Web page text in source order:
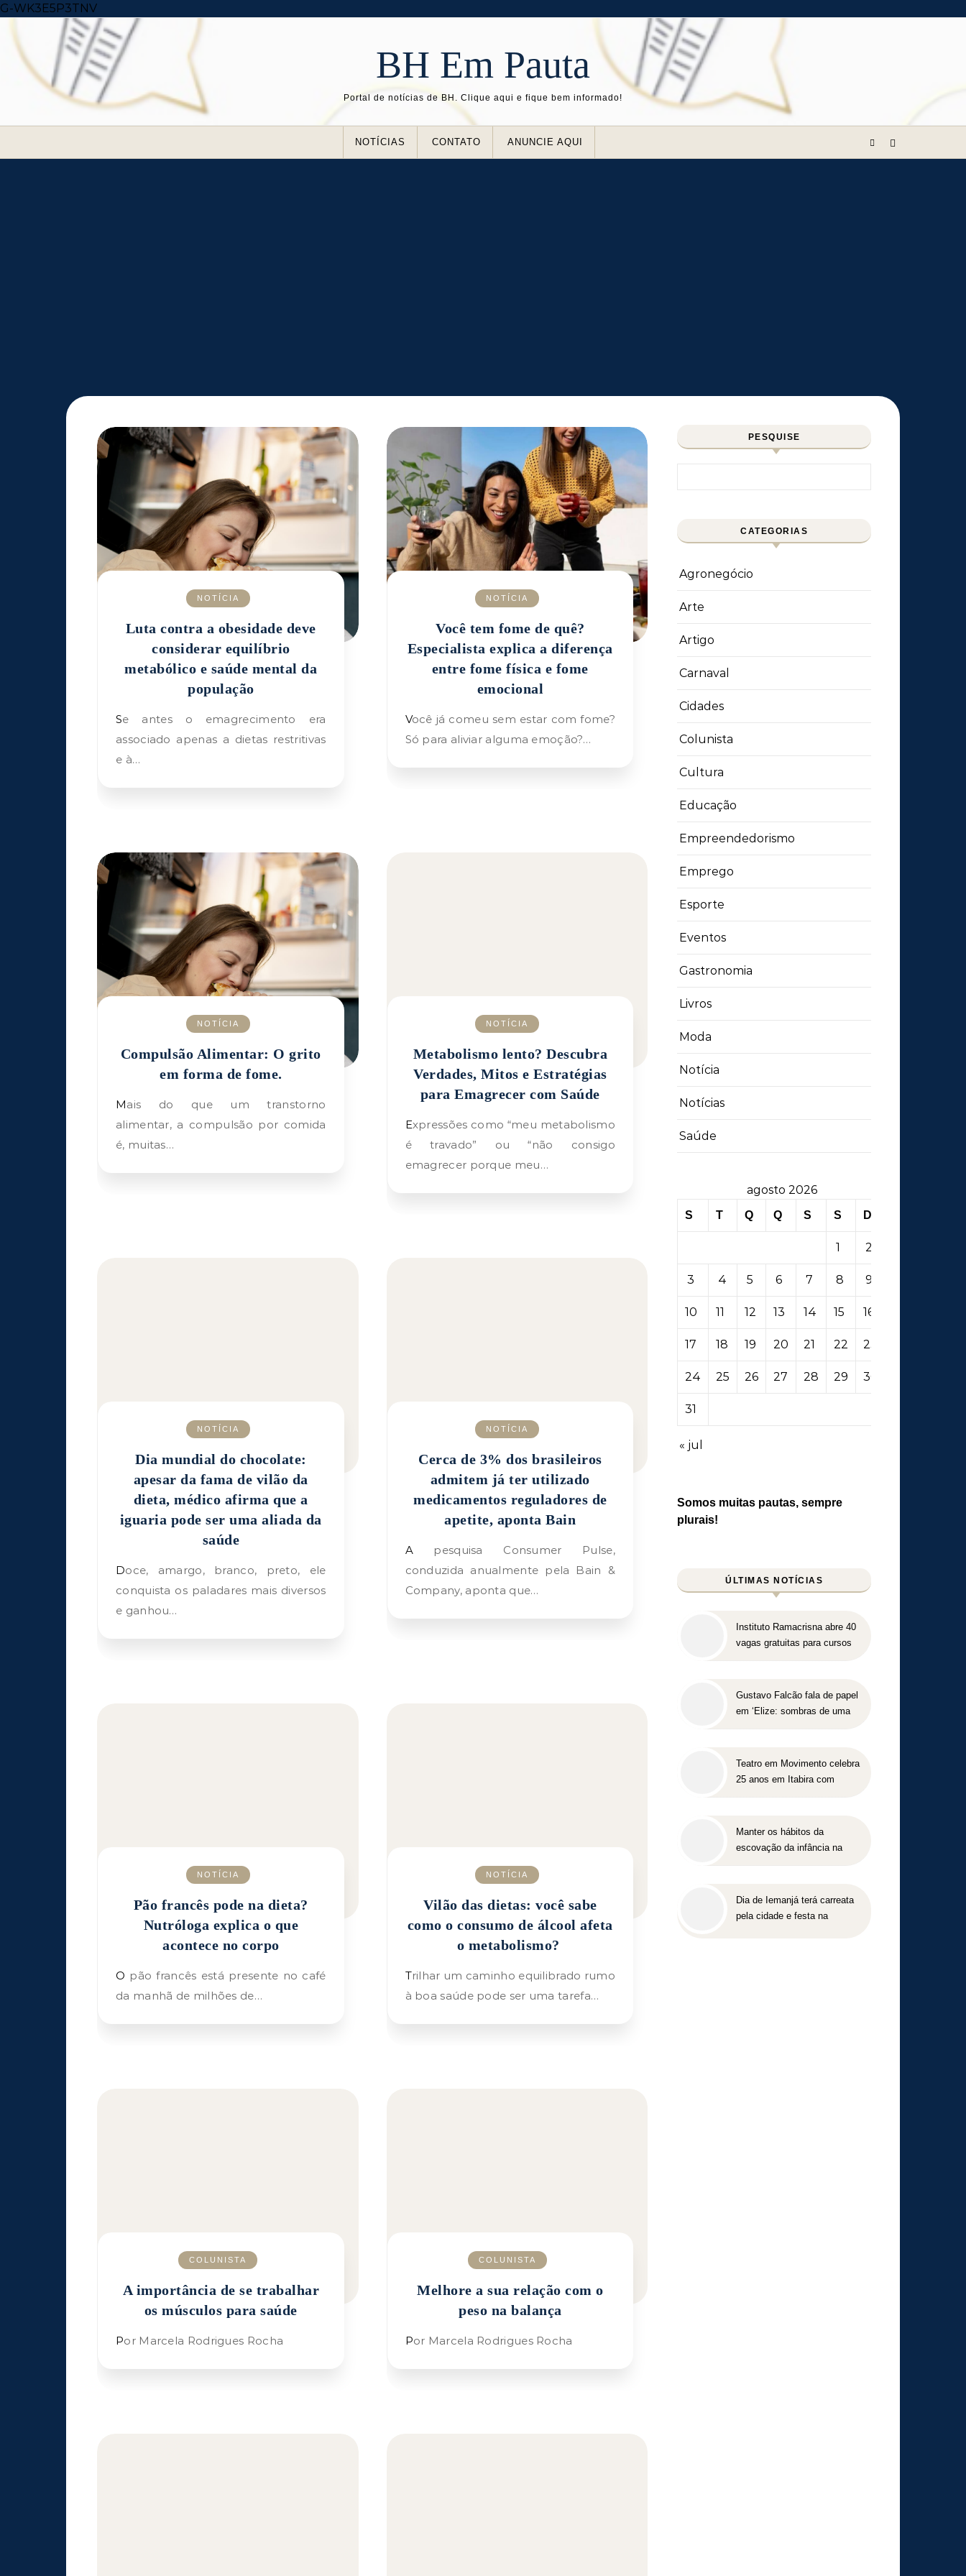
G-WK3E5P3TNVSkip to content
BH Em Pauta
Portal de notícias de BH. Clique aqui e fique bem informado!
NOTÍCIAS CONTATO ANUNCIE AQUI
NOTÍCIA
Luta contra a obesidade deve
considerar equilíbrio
metabólico e saúde mental da
população
Se antes o emagrecimento era
associado apenas a dietas restritivas
e à…
NOTÍCIA
Você tem fome de quê?
Especialista explica a diferença
entre fome física e fome
emocional
Você já comeu sem estar com fome?
Só para aliviar alguma emoção?…
NOTÍCIA
Compulsão Alimentar: O grito
em forma de fome.
Mais do que um transtorno
alimentar, a compulsão por comida
é, muitas…
NOTÍCIA
Metabolismo lento? Descubra
Verdades, Mitos e Estratégias
para Emagrecer com Saúde
Expressões como “meu metabolismo
é travado” ou “não consigo
emagrecer porque meu…
NOTÍCIA
Dia mundial do chocolate:
apesar da fama de vilão da
dieta, médico afirma que a
iguaria pode ser uma aliada da
saúde
Doce, amargo, branco, preto, ele
conquista os paladares mais diversos
e ganhou…
NOTÍCIA
Cerca de 3% dos brasileiros
admitem já ter utilizado
medicamentos reguladores de
apetite, aponta Bain
A pesquisa Consumer Pulse,
conduzida anualmente pela Bain &
Company, aponta que…
NOTÍCIA
Pão francês pode na dieta?
Nutróloga explica o que
acontece no corpo
O pão francês está presente no café
da manhã de milhões de…
NOTÍCIA
Vilão das dietas: você sabe
como o consumo de álcool afeta
o metabolismo?
Trilhar um caminho equilibrado rumo
à boa saúde pode ser uma tarefa…
COLUNISTA
A importância de se trabalhar
os músculos para saúde
Por Marcela Rodrigues Rocha
COLUNISTA
Melhore a sua relação com o
peso na balança
Por Marcela Rodrigues Rocha
PESQUISE
CATEGORIAS
Agronegócio
Arte
Artigo
Carnaval
Cidades
Colunista
Cultura
Educação
Empreendedorismo
Emprego
Esporte
Eventos
Gastronomia
Livros
Moda
Notícia
Notícias
Saúde
agosto 2026
S T Q Q S S D
1 2
3 4 5 6 7 8 9
10 11 12 13 14 15 16
17 18 19 20 21 22 23
24 25 26 27 28 29 30
31
« jul
Somos muitas pautas, sempre
plurais!
ÚLTIMAS NOTÍCIAS
Instituto Ramacrisna abre 40
vagas gratuitas para cursos
Gustavo Falcão fala de papel
em ‘Elize: sombras de uma
Teatro em Movimento celebra
25 anos em Itabira com
Manter os hábitos da
escovação da infância na
Dia de Iemanjá terá carreata
pela cidade e festa na